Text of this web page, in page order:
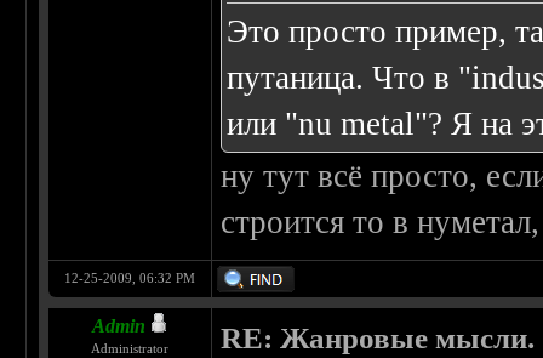
Это просто пример,
путаница. Что в
или "nu metal"? Я на
ну тут всё просто,
строится то в
12-25-2009, 06:32 PM
Admin
Administrator RE: Жанровые мысли.